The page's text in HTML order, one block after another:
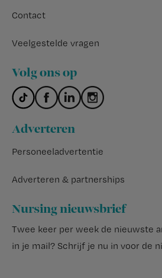
Contact
Veelgestelde vragen
Volg ons op
Adverteren
Personeeladvertentie
Adverteren & partnerships
Nursing nieuwsbrief
Twee keer per week de nieuwste
in je mail? Schrijf je nu in voor de